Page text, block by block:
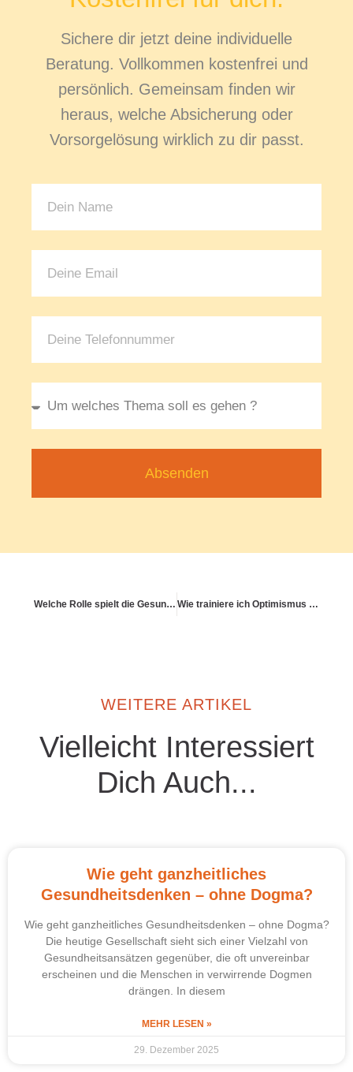
Sichere dir jetzt deine individuelle
Beratung. Vollkommen kostenfrei und
persönlich. Gemeinsam finden wir
heraus, welche Absicherung oder
Vorsorgelösung wirklich zu dir passt.
Absenden
Welche Rolle spielt die Gesundheitsvorsorge im Alltag? Wie trainiere ich Optimismus – ohne toxische Positivität?
WEITERE ARTIKEL
Vielleicht Interessiert
Dich Auch...
Wie geht ganzheitliches
Gesundheitsdenken – ohne Dogma?
Wie geht ganzheitliches Gesundheitsdenken – ohne Dogma?
Die heutige Gesellschaft sieht sich einer Vielzahl von
Gesundheitsansätzen gegenüber, die oft unvereinbar
erscheinen und die Menschen in verwirrende Dogmen
drängen. In diesem
MEHR LESEN »
29. Dezember 2025